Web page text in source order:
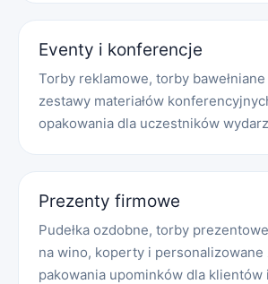
Eventy i konferencje
Torby reklamowe, torby
zestawy materiałów
opakowania dla uczestników
Prezenty firmowe
Pudełka ozdobne, torby
na wino, koperty i personalizowane
pakowania upominków dla klientów